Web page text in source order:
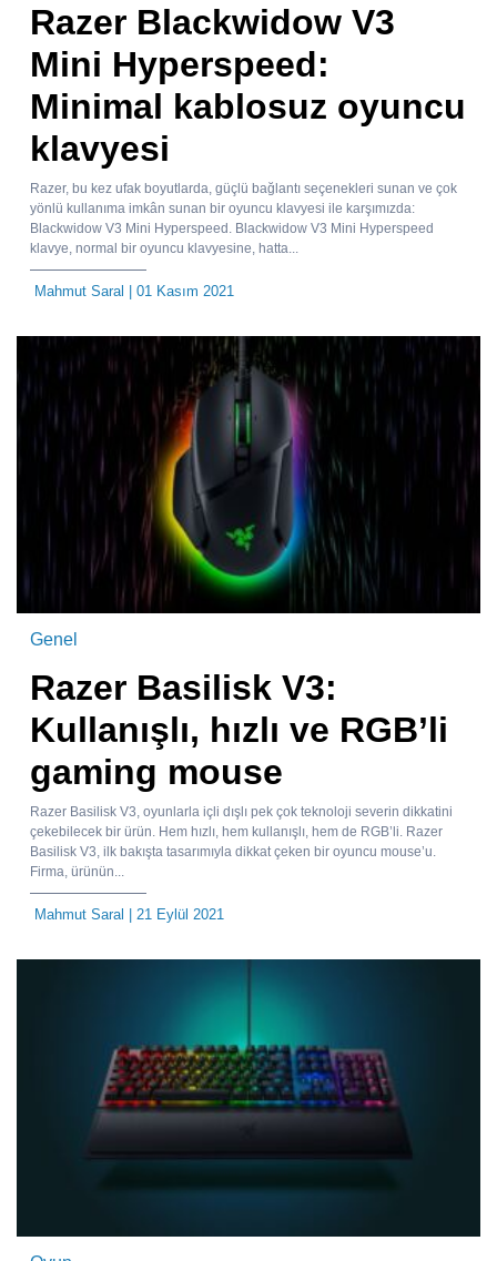
Razer Blackwidow V3
Mini Hyperspeed:
Minimal kablosuz oyuncu
klavyesi
Razer, bu kez ufak boyutlarda, güçlü bağlantı seçenekleri sunan ve çok
yönlü kullanıma imkân sunan bir oyuncu klavyesi ile karşımızda:
Blackwidow V3 Mini Hyperspeed. Blackwidow V3 Mini Hyperspeed
klavye, normal bir oyuncu klavyesine, hatta...
Mahmut Saral | 01 Kasım 2021
Genel
Razer Basilisk V3:
Kullanışlı, hızlı ve RGB’li
gaming mouse
Razer Basilisk V3, oyunlarla içli dışlı pek çok teknoloji severin dikkatini
çekebilecek bir ürün. Hem hızlı, hem kullanışlı, hem de RGB’li. Razer
Basilisk V3, ilk bakışta tasarımıyla dikkat çeken bir oyuncu mouse’u.
Firma, ürünün...
Mahmut Saral | 21 Eylül 2021